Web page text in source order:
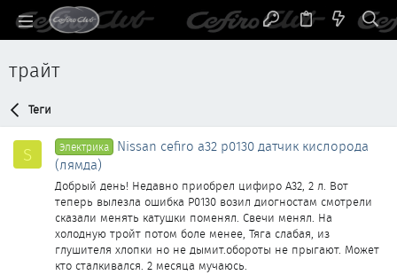
трайт
Теги
S Электрика Nissan cefiro a32 p0130 датчик кислорода
(лямда)
Добрый день! Недавно приобрел цифиро A32, 2 л. Вот
теперь вылезла ошибка P0130 возил диогностам смотрели
сказали менять катушки поменял. Свечи менял. На
холодную тройт потом боле менее, Тяга слабая, из
глушителя хлопки но не дымит.обороты не прыгают. Может
кто сталкивался. 2 месяца мучаюсь.